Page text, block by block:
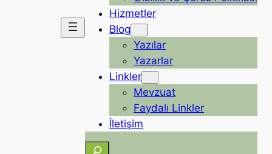
Hizmetler
Blog
Yazılar
Yazarlar
Linkler
Mevzuat
Faydalı Linkler
İletişim
Ara